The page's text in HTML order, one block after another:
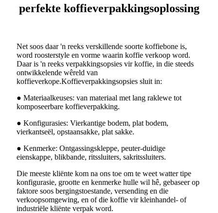
perfekte koffieverpakkingsoplossing
Net soos daar 'n reeks verskillende soorte koffiebone is,
word roosterstyle en vorme waarin koffie verkoop word.
Daar is 'n reeks verpakkingsopsies vir koffie, in die steeds
ontwikkelende wêreld van
koffieverkope.Koffieverpakkingsopsies sluit in:
● Materiaalkeuses: van materiaal met lang raklewe tot
komposeerbare koffieverpakking.
● Konfigurasies: Vierkantige bodem, plat bodem,
vierkantseël, opstaansakke, plat sakke.
● Kenmerke: Ontgassingskleppe, peuter-duidige
eienskappe, blikbande, ritssluiters, sakritssluiters.
Die meeste kliënte kom na ons toe om te weet watter tipe
konfigurasie, grootte en kenmerke hulle wil hê, gebaseer op
faktore soos bergingstoestande, versending en die
verkoopsomgewing, en of die koffie vir kleinhandel- of
industriële kliënte verpak word.